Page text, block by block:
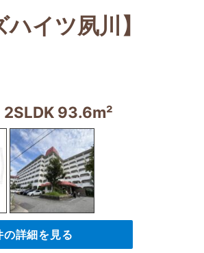
ハイツ夙川】
2SLDK 93.6m²
の詳細を見る